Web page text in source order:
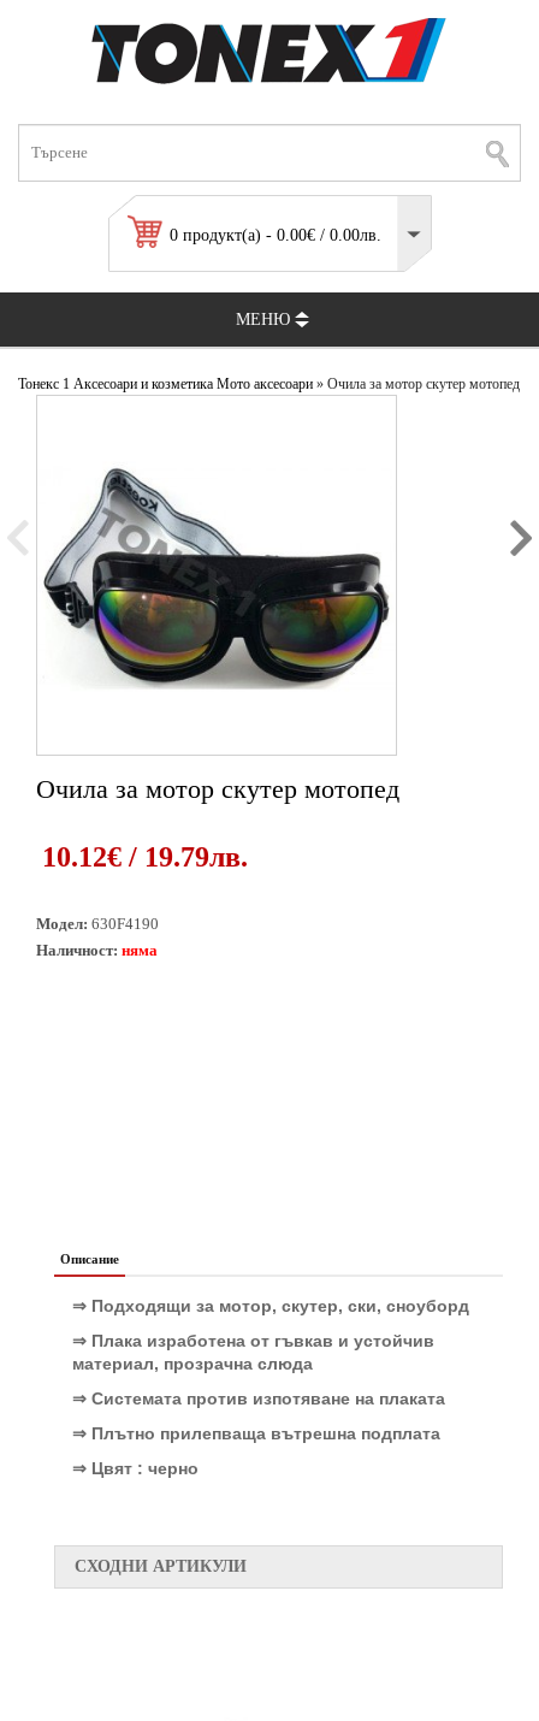
0 продукт(а) - 0.00€ / 0.00лв.
МЕНЮ
Тонекс 1 Аксесоари и козметика Мото аксесоари » Очила за мотор скутер мотопед
Очила за мотор скутер мотопед
10.12€ / 19.79лв.
Модел: 630F4190
Наличност: няма
Описание
⇒ Подходящи за мотор, скутер, ски, сноуборд
⇒ Плака изработена от гъвкав и устойчив
материал, прозрачна слюда
⇒ Системата против изпотяване на плаката
⇒ Плътно прилепваща вътрешна подплата
⇒ Цвят : черно
СХОДНИ АРТИКУЛИ